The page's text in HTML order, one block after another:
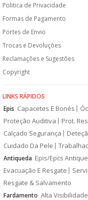
Politica de Privacidade
Formas de Pagamento
Portes de Envio
Trocas e Devoluções
Reclamações e Sugestões
Copyright
LINKS RÁPIDOS
Epis Capacetes E Bonés
Proteção Auditiva
Prot.
Calçado Segurança
Cuidado Da Pele
Antiqueda Epis/Epcs
Evacuação E Resgate
Resgate & Salvamento
Fardamento Alta Visibilidade